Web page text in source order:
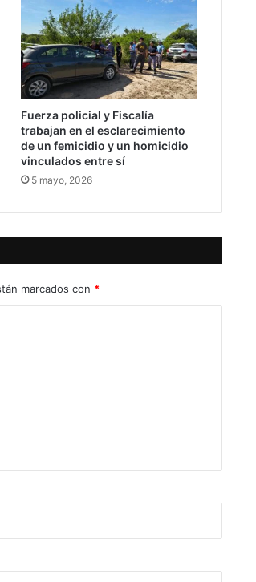
Fuerza policial y Fiscalía
trabajan en el esclarecimiento
de un femicidio y un homicidio
vinculados entre sí
5 mayo, 2026
marcados con *